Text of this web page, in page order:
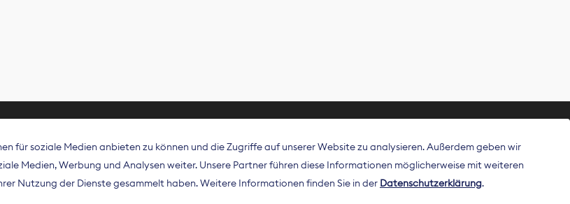
und Zeitungsverleger (BDZV) vertritt als
Interessen der Zeitungsverlage und digitalen Publisher in
Ebene.
für soziale Medien anbieten zu können und die Zugriffe auf unserer Website zu analysieren. Außerdem geben wir
Medien, Werbung und Analysen weiter. Unsere Partner führen diese Informationen möglicherweise mit weiteren
Nutzung der Dienste gesammelt haben. Weitere Informationen finden Sie in der Datenschutzerklärung.